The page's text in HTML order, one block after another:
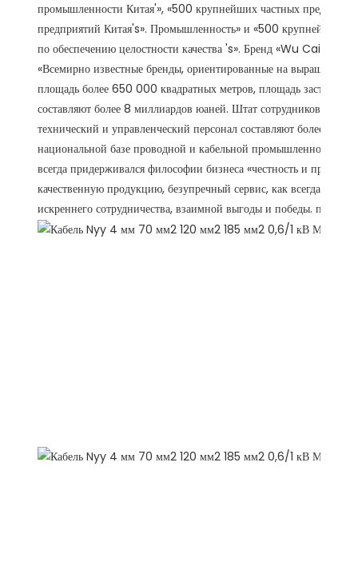
промышленности Китая'», «500 крупнейших частных
предприятий Китая's». Промышленность» и «500 крупнейших
по обеспечению целостности качества 's». Бренд «Wu Cai» был
«Всемирно известные бренды, ориентированные на
площадь более 650 000 квадратных метров, площадь
составляют более 8 миллиардов юаней. Штат сотрудников
технический и управленческий персонал составляют более
национальной базе проводной и кабельной промышленности
всегда придерживался философии бизнеса «честность и
качественную продукцию, безупречный сервис, как всегда, с
искреннего сотрудничества, взаимной выгоды и победы.